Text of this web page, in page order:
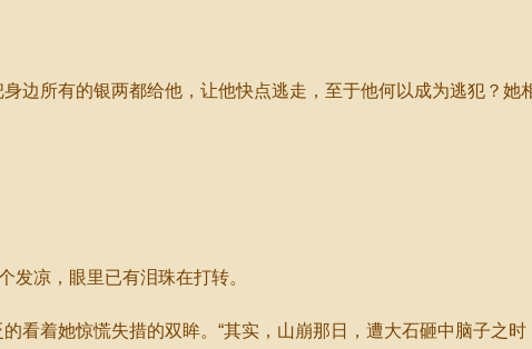
所有的银两都给他，让他快点逃走，至于他何以成为逃犯？她
凉，眼里已有泪珠在打转。
着她惊慌失措的双眸。“其实，山崩那日，遭大石砸中脑子之时